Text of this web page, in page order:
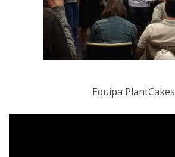
Equipa PlantCakes